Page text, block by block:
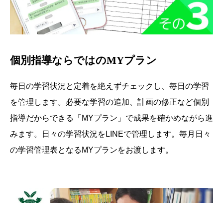
個別指導ならではのMYプラン
毎日の学習状況と定着を絶えずチェックし、毎日の学習
を管理します。必要な学習の追加、計画の修正など個別
指導だからできる「MYプラン」で成果を確かめながら進
みます。日々の学習状況をLINEで管理します。毎月日々
の学習管理表となるMYプランをお渡します。